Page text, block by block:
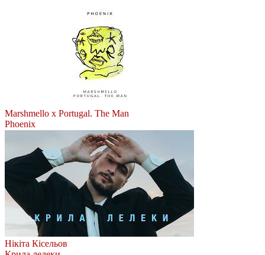
Marshmello x Portugal. The Man
Phoenix
Нікіта Кісельов